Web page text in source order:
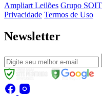
Ampliart Leilões Grupo
Privacidade Termos de Uso
Newsletter